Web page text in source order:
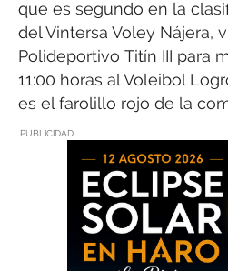
que es segundo en la
del Vintersa Voley Nájera,
Polideportivo Titín III para
11:00 horas al Voleibol
es el farolillo rojo de la
PUBLICIDAD